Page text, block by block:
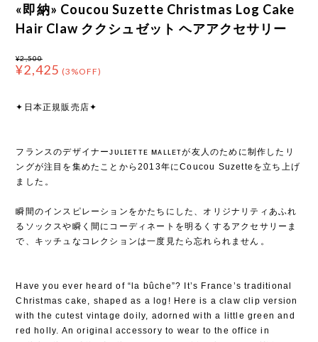
«即納» Coucou Suzette Christmas Log Cake
Hair Claw ククシュゼット ヘアアクセサリー
¥2,500
¥2,425 (3%OFF)
✦日本正規販売店✦
フランスのデザイナーᴊᴜʟɪᴇᴛᴛᴇ ᴍᴀʟʟᴇᴛが友人のために制作したリ
ングが注目を集めたことから2013年にCoucou Suzetteを立ち上げ
ました⁡。
瞬間のインスピレーションをかたちにした、オリジナリティあふれ
るソックスや瞬く間にコーディネートを明るくするアクセサリーま
で、キッチュなコレクションは一度見たら忘れられません⁡。
Have you ever heard of “la bûche”? It’s France’s traditional
Christmas cake, shaped as a log! Here is a claw clip version
with the cutest vintage doily, adorned with a little green and
red holly. An original accessory to wear to the office in